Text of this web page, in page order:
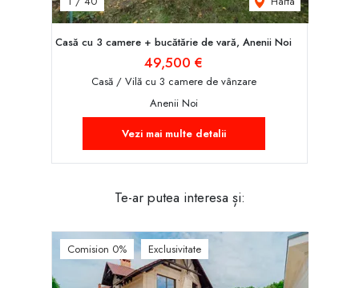
Casă cu 3 camere + bucătărie de vară, Anenii Noi
49,500 €
Casă / Vilă cu 3 camere de vânzare
Anenii Noi
Vezi mai multe detalii
Te-ar putea interesa și:
Comision 0% Exclusivitate